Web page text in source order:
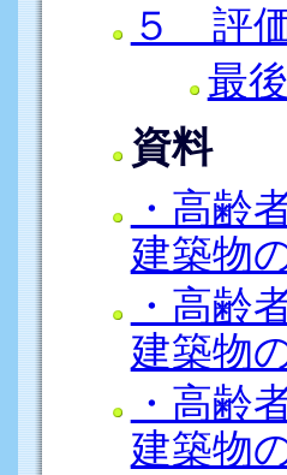
５ 評
最
資料
・高齢
建築物
・高齢
建築物
・高齢
建築物